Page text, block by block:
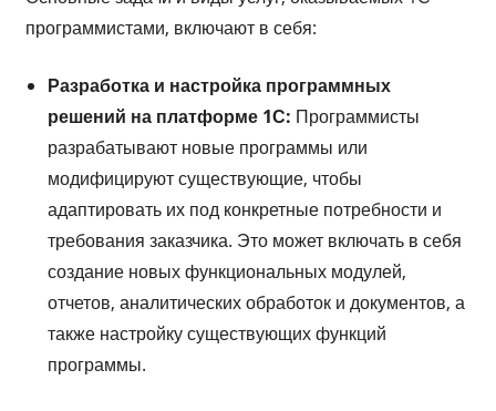
программистами, включают в себя:
Разработка и настройка программных
решений на платформе 1С: Программисты
разрабатывают новые программы или
модифицируют существующие, чтобы
адаптировать их под конкретные потребности и
требования заказчика. Это может включать в себя
создание новых функциональных модулей,
отчетов, аналитических обработок и документов, а
также настройку существующих функций
программы.